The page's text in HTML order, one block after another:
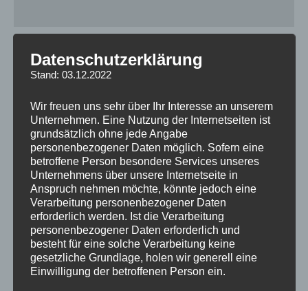
Breite
Design CVR9
Durchmesser 20
ET 35
Fertigung Flow Forming
Hersteller CONCAVER WHEELS
Lochkreis 5×112
Hinweis
Datenschutzerklärung
Stand: 03.12.2022
Wir freuen uns sehr über Ihr Interesse an unserem
Unternehmen. Eine Nutzung der Internetseiten ist
grundsätzlich ohne jede Angabe
personenbezogener Daten möglich. Sofern eine
betroffene Person besondere Services unseres
Unternehmens über unsere Internetseite in
Anspruch nehmen möchte, könnte jedoch eine
Verarbeitung personenbezogener Daten
erforderlich werden. Ist die Verarbeitung
personenbezogener Daten erforderlich und
besteht für eine solche Verarbeitung keine
gesetzliche Grundlage, holen wir generell eine
Einwilligung der betroffenen Person ein.